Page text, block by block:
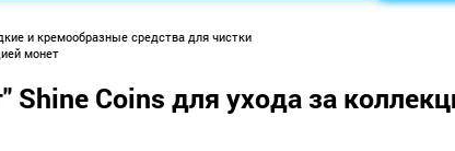
и кремообразные средства для чистки
монет
Coins для ухода за